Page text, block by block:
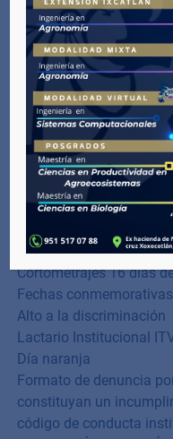
D O C U M E N T O S
M00-CC-01 Código de
Código de ética versión
PRONTUARIO Difusión
Reglamento de
SFP-CE-
TecNM-GIG-LI-01
Pronunciamiento cero
acoso sexual en el
Manual de atención de
Cortometrajes 16 días
Fechas
Alto a la discriminación
Lactario Institucional
Día naranja
Formato de denuncia
constituyan un
código de conducta